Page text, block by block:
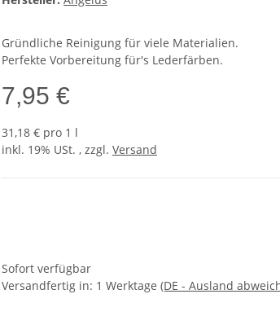
Gründliche Reinigung für viele Materialien.
Perfekte Vorbereitung für's Lederfärben.
7,95 €
31,18 € pro 1 l
inkl. 19% USt. , zzgl. Versand
Sofort verfügbar
Versandfertig in: 1 Werktage (DE - Ausland